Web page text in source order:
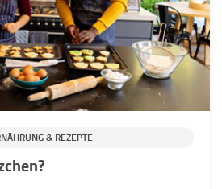
& REZEPTE